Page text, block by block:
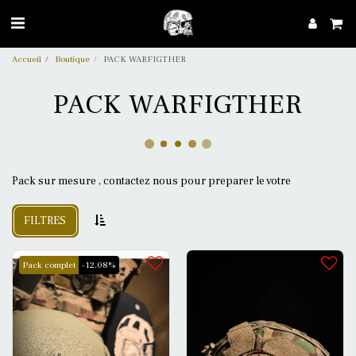
Accueil Boutique PACK WARFIGTHER
PACK WARFIGTHER
Pack sur mesure , contactez nous pour preparer le votre
FILTRES
Pack complet -12.08%